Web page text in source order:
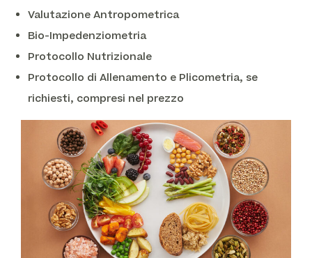
Valutazione Antropometrica
Bio-Impedenziometria
Protocollo Nutrizionale
Protocollo di Allenamento e Plicometria, se
richiesti, compresi nel prezzo